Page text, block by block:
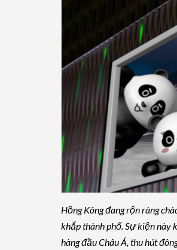
Hồng Kông đang rộn ràng
khắp thành phố. Sự kiện này
hàng đầu Châu Á, thu hút